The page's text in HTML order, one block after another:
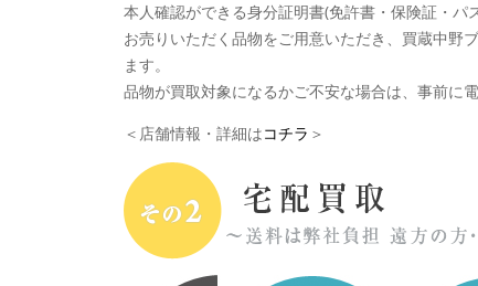
本人確認ができる身分証明書(免許書・保険証・パ
お売りいただく品物をご用意いただき、買蔵中野
ます。
品物が買取対象になるかご不安な場合は、事前に
＜店舗情報・詳細はコチラ ＞